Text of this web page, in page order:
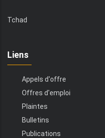
Tchad
Liens
Appels d'offre
Offres d'emploi
Plaintes
Bulletins
Publications